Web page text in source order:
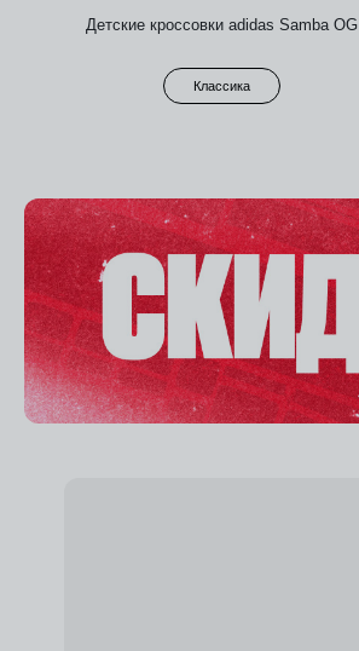
Детские кроссовки adidas Samba OG
Классика